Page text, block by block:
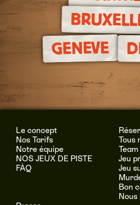
GENEVE
Le concept
Nos Tarifs
Notre équipe
NOS JEUX DE PISTE
FÀQ
Tous
Jeu
Jeu
Bon